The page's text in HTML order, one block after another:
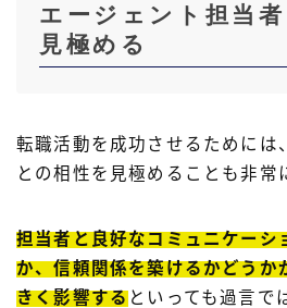
エージェント担当
見極める
転職活動を成功させるためには
との相性を見極めることも非常
担当者と良好なコミュニケーシ
か、信頼関係を築けるかどうか
きく影響する といっても過言で